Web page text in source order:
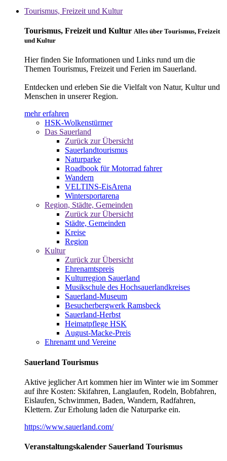
Tourismus, Freizeit und Kultur
Tourismus, Freizeit und Kultur Alles über Tourismus, Freizeit
und Kultur
Hier finden Sie Informationen und Links rund um die
Themen Tourismus, Freizeit und Ferien im Sauerland.
Entdecken und erleben Sie die Vielfalt von Natur, Kultur und
Menschen in unserer Region.
mehr erfahren
HSK-Wolkenstürmer
Das Sauerland
Zurück zur Übersicht
Sauerlandtourismus
Naturparke
Roadbook für Motorrad fahrer
Wandern
VELTINS-EisArena
Wintersportarena
Region, Städte, Gemeinden
Zurück zur Übersicht
Städte, Gemeinden
Kreise
Region
Kultur
Zurück zur Übersicht
Ehrenamtspreis
Kulturregion Sauerland
Musikschule des Hochsauerlandkreises
Sauerland-Museum
Besucherbergwerk Ramsbeck
Sauerland-Herbst
Heimatpflege HSK
August-Macke-Preis
Ehrenamt und Vereine
Sauerland Tourismus
Aktive jeglicher Art kommen hier im Winter wie im Sommer
auf ihre Kosten: Skifahren, Langlaufen, Rodeln, Bobfahren,
Eislaufen, Schwimmen, Baden, Wandern, Radfahren,
Klettern. Zur Erholung laden die Naturparke ein.
https://www.sauerland.com/
Veranstaltungskalender Sauerland Tourismus